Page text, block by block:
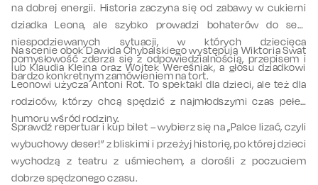
na dobrej energii. Historia zaczyna się od zabawy w cukierni
dziadka Leona, ale szybko prowadzi bohaterów do serii
niespodziewanych sytuacji, w których dziecięca
pomysłowość zderza się z odpowiedzialnością, przepisem i
bardzo konkretnym zamówieniem na tort.
Na scenie obok Dawida Chybalskiego występują Wiktoria Swat
lub Klaudia Kleina oraz Wojtek Wereśniak, a głosu dziadkowi
Leonowi użycza Antoni Rot. To spektakl dla dzieci, ale też dla
rodziców, którzy chcą spędzić z najmłodszymi czas pełen
humoru wśród rodziny.
Sprawdź repertuar i kup bilet – wybierz się na „Palce lizać, czyli
wybuchowy deser!” z bliskimi i przeżyj historię, po której dzieci
wychodzą z teatru z uśmiechem, a dorośli z poczuciem
dobrze spędzonego czasu.